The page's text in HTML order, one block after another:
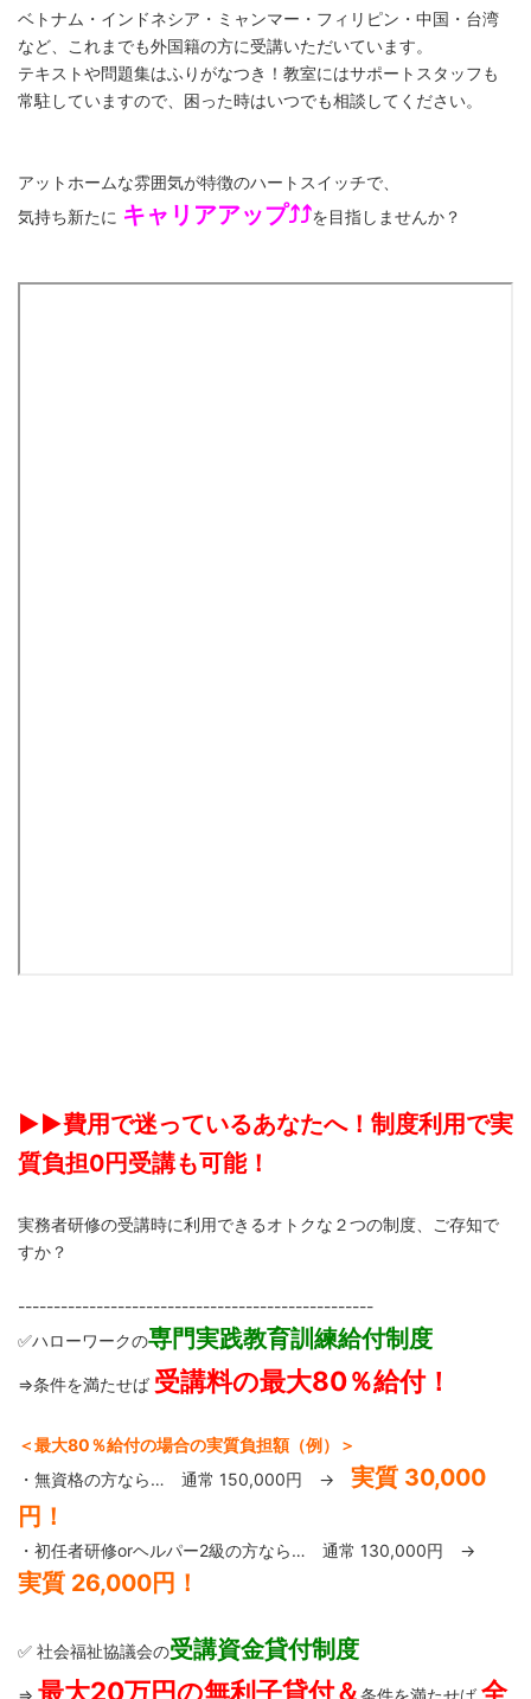
ベトナム・インドネシア・ミャンマー・フィリピン・中国・台湾
など、これまでも外国籍の方に受講いただいています。
テキストや問題集はふりがなつき！教室にはサポートスタッフも
常駐していますので、困った時はいつでも相談してください。
アットホームな雰囲気が特徴のハートスイッチで、
気持ち新たに キャリアアップ⤴⤴を目指しませんか？
▶▶費用で迷っているあなたへ！制度利用で実
質負担0円受講も可能！
実務者研修の受講時に利用できるオトクな２つの制度、ご存知で
すか？
--------------------------------------------------
✅ハローワークの専門実践教育訓練給付制度
⇒条件を満たせば 受講料の最大80％給付！
＜最大80％給付の場合の実質負担額（例）＞
・無資格の方なら… 通常 150,000円 → 実質 30,000
円！
・初任者研修orヘルパー2級の方なら… 通常 130,000円 →
実質 26,000円！
✅ 社会福祉協議会の受講資金貸付制度
最大20万円の無利子貸付＆ 全